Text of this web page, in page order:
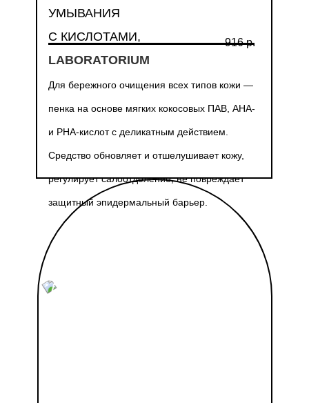
УМЫВАНИЯ
С КИСЛОТАМИ,
LABORATORIUM
916 р.
Для бережного очищения всех типов кожи —
пенка на основе мягких кокосовых ПАВ, АНА-
и РНА-кислот с деликатным действием.
Средство обновляет и отшелушивает кожу,
регулирует салоотделение, не повреждает
защитный эпидермальный барьер.